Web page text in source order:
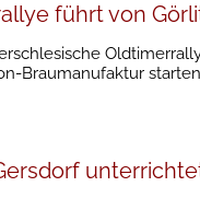
führt von
Braumanufaktur